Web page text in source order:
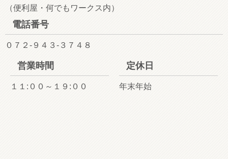
（便利屋・何でもワークス内）
電話番号
０７２-９４３-３７４８
営業時間
１１:００～１９:００
定休日
年末年始